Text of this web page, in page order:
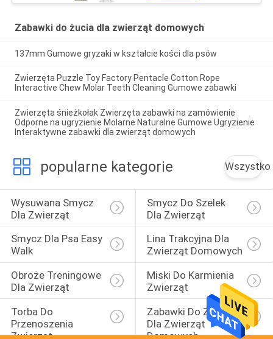
Zabawki do żucia dla zwierząt domowych
137mm Gumowe gryzaki w kształcie kości dla psów
Zwierzęta Puzzle Toy Factory Pentacle Cotton Rope
Interactive Chew Molar Teeth Cleaning Gumowe zabawki
Zwierzęta śnieżkołak Zwierzęta zabawki na zamówienie
Odporne na ugryzienie Molarne Naturalne Gumowe Ugryzienie
Interaktywne zabawki dla zwierząt domowych
popularne kategorie Wszystko
Wysuwana Smycz
Dla Zwierząt
Smycz Do Szelek
Dla Zwierząt
Smycz Dla Psa Easy
Walk
Lina Trakcyjna Dla
Zwierząt Domowych
Obroże Treningowe
Dla Zwierząt
Miski Do Karmienia
Zwierząt
Torba Do
Przenoszenia
Zwierząt
Zabawki Do Żucia
Dla Zwierząt
Domowych